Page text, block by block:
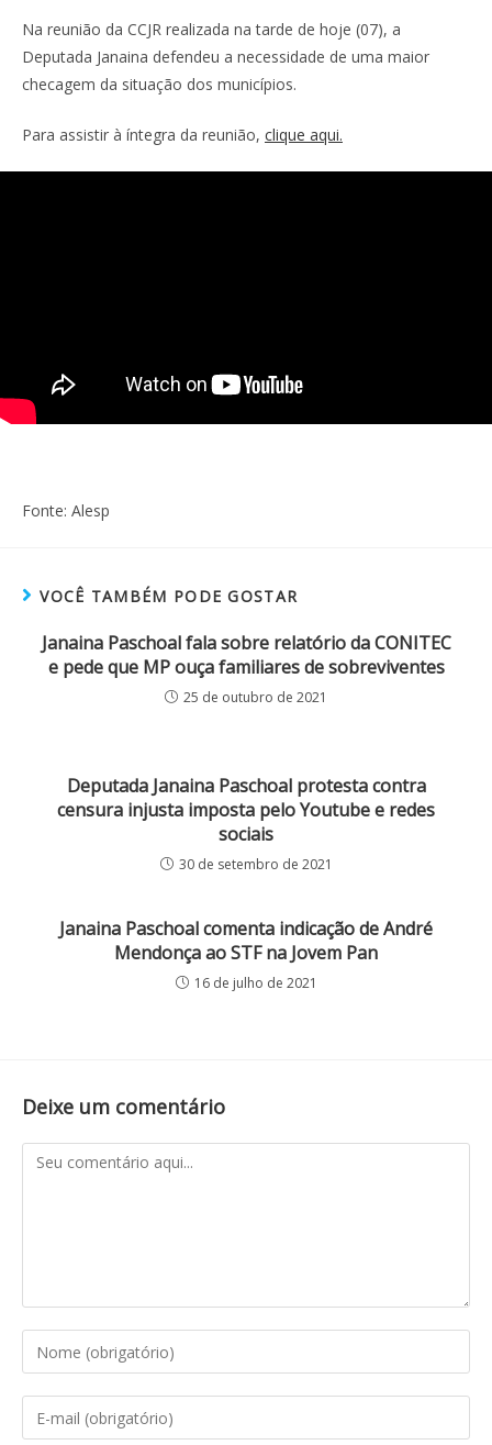
Na reunião da CCJR realizada na tarde de hoje (07), a
Deputada Janaina defendeu a necessidade de uma maior
checagem da situação dos municípios.
Para assistir à íntegra da reunião, clique aqui.
Fonte: Alesp
VOCÊ TAMBÉM PODE GOSTAR
Janaina Paschoal fala sobre relatório da CONITEC
e pede que MP ouça familiares de sobreviventes
25 de outubro de 2021
Deputada Janaina Paschoal protesta contra
censura injusta imposta pelo Youtube e redes
sociais
30 de setembro de 2021
Janaina Paschoal comenta indicação de André
Mendonça ao STF na Jovem Pan
16 de julho de 2021
Deixe um comentário